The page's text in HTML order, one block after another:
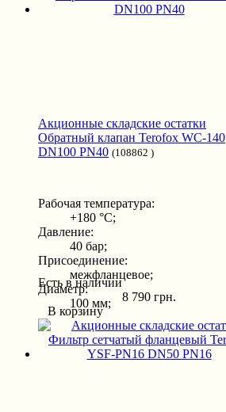
Акционные складские остатки
Обратный клапан Terofox WC-140
DN100 PN40 (108862 )
Рабочая температура:
+180 °С;
Давление:
40 бар;
Присоединение:
межфланцевое;
Диаметр:
100 мм;
Есть в наличии
8 790 грн.
В корзину